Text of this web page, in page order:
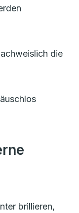
die
brillieren,